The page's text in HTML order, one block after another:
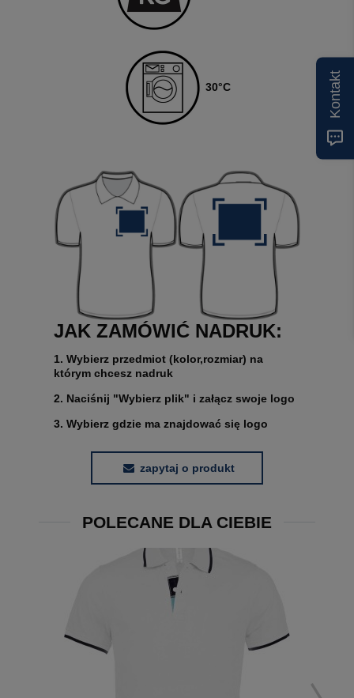
30°C
JAK ZAMÓWIĆ NADRUK:
1. Wybierz przedmiot (kolor,rozmiar) na
którym chcesz nadruk
2. Naciśnij "Wybierz plik" i załącz swoje logo
3. Wybierz gdzie ma znajdować się logo
zapytaj o produkt
POLECANE DLA CIEBIE
Kontakt